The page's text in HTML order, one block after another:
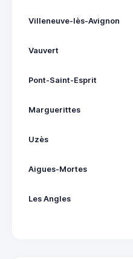
Villeneuve-lès-Avignon
Vauvert
Pont-Saint-Esprit
Marguerittes
Uzès
Aigues-Mortes
Les Angles